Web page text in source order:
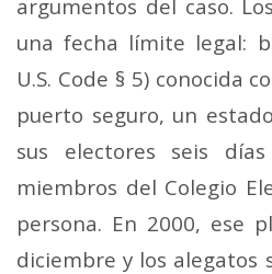
argumentos del caso.
una fecha límite legal:
U.S. Code § 5) conocida
puerto seguro, un
sus electores seis
miembros del Colegio
persona. En 2000, ese
diciembre y los alegatos